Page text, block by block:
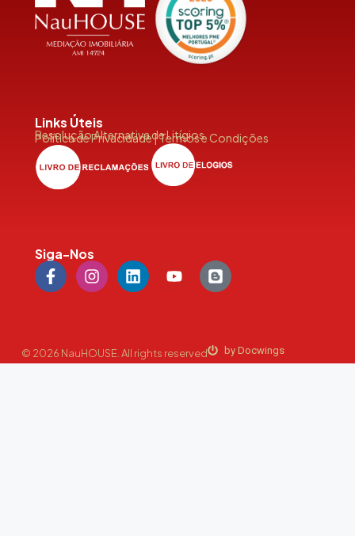
Links Úteis
Resolução Alternativa de Litígios
Política de Privacidade | Termos e Condições
Siga-Nos
© 2026 NauHOUSE. All rights reserved by Docwings